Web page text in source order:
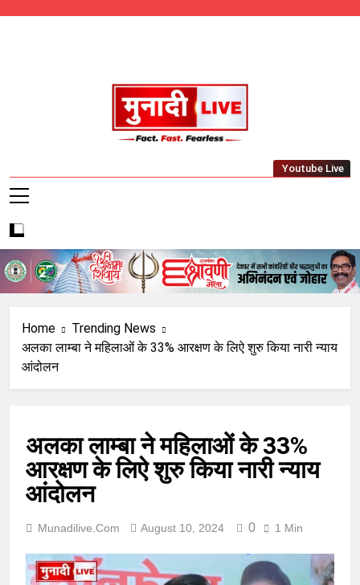
Munadi Live – Jharkhand's Leading Local
Youtube Live
Home
Trending News
अलका लाम्बा ने महिलाओं के 33% आरक्षण के लिऐ शुरु किया नारी न्याय
आंदोलन
अलका लाम्बा ने महिलाओं के 33%
आरक्षण के लिऐ शुरु किया नारी न्याय
आंदोलन
Munadilive.com August 10, 2024 0 1 Min